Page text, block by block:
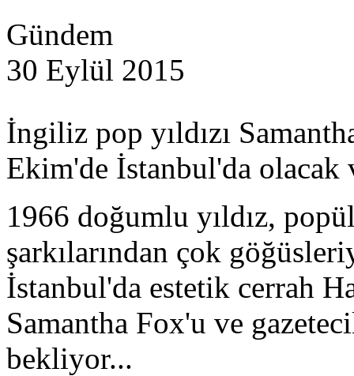
Gündem
30 Eylül 2015
İngiliz pop yıldızı
Ekim'de İstanbul'da
1966 doğumlu yıldız,
şarkılarından çok
İstanbul'da estetik cerrah
Samantha Fox'u ve
bekliyor...